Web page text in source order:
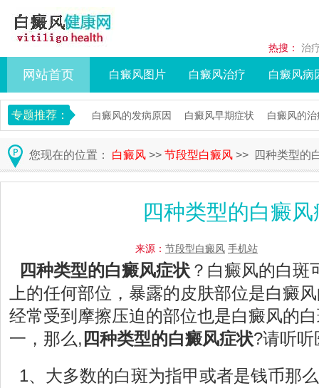
热搜： 治
网站首页 白癜风图片 白癜风治疗 白癜风病
专题推荐： 白癜风的发病原因 白癜风早期症状 白癜风的
您现在的位置： 白癜风 >> 节段型白癜风 >> 四种类型的
四种类型的白癜风
来源： 节段型白癜风 手机站
四种类型的白癜风症状 ？白癜风的白斑
上的任何部位，暴露的皮肤部位是白癜
经常受到摩擦压迫的部位也是白癜风的
一，那么, 四种类型的白癜风症状?请听
1、大多数的白斑为指甲或者是钱币那